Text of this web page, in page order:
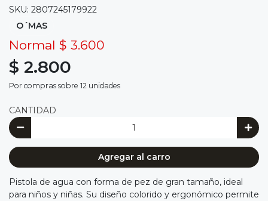
SKU: 2807245179922
O´MAS
Normal $ 3.600
$ 2.800
Por compras sobre 12 unidades
CANTIDAD
Agregar al carro
Pistola de agua con forma de pez de gran tamaño, ideal
para niños y niñas. Su diseño colorido y ergonómico permite